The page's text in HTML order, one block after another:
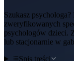
Szukasz
zweryfikowanych
psychologów dzieci.
lub stacjonarnie w
Spis treści